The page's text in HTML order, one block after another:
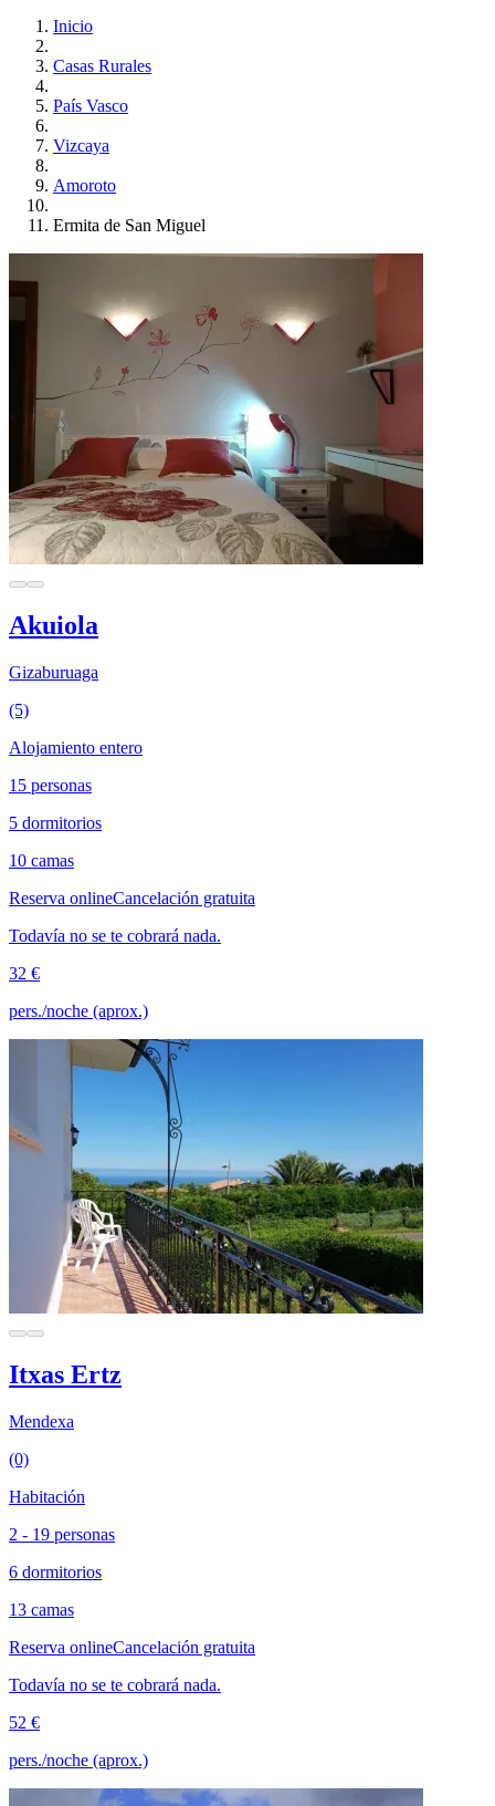
Inicio
Casas Rurales
País Vasco
Vizcaya
Amoroto
Ermita de San Miguel
Akuiola
Gizaburuaga
(5)
Alojamiento entero
15 personas
5 dormitorios
10 camas
Reserva onlineCancelación gratuita
Todavía no se te cobrará nada.
32 €
pers./noche (aprox.)
Itxas Ertz
Mendexa
(0)
Habitación
2 - 19 personas
6 dormitorios
13 camas
Reserva onlineCancelación gratuita
Todavía no se te cobrará nada.
52 €
pers./noche (aprox.)